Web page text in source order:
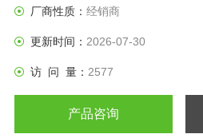
厂商性质： 经销商
更新时间： 2026-07-30
访 问 量： 2577
产品咨询